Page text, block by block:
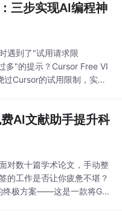
业务人员需要将需求转达给
三步实现AI编程神
遇到了"试用请求限
多"的提示？Cursor Free VI
Cursor的试用限制，实现
为什么需要Cursor破解工
AI文献助手提升科
对数十篇学术论文，手动整
的工作是否让你疲惫不堪？
终极方案——这是一款将GP